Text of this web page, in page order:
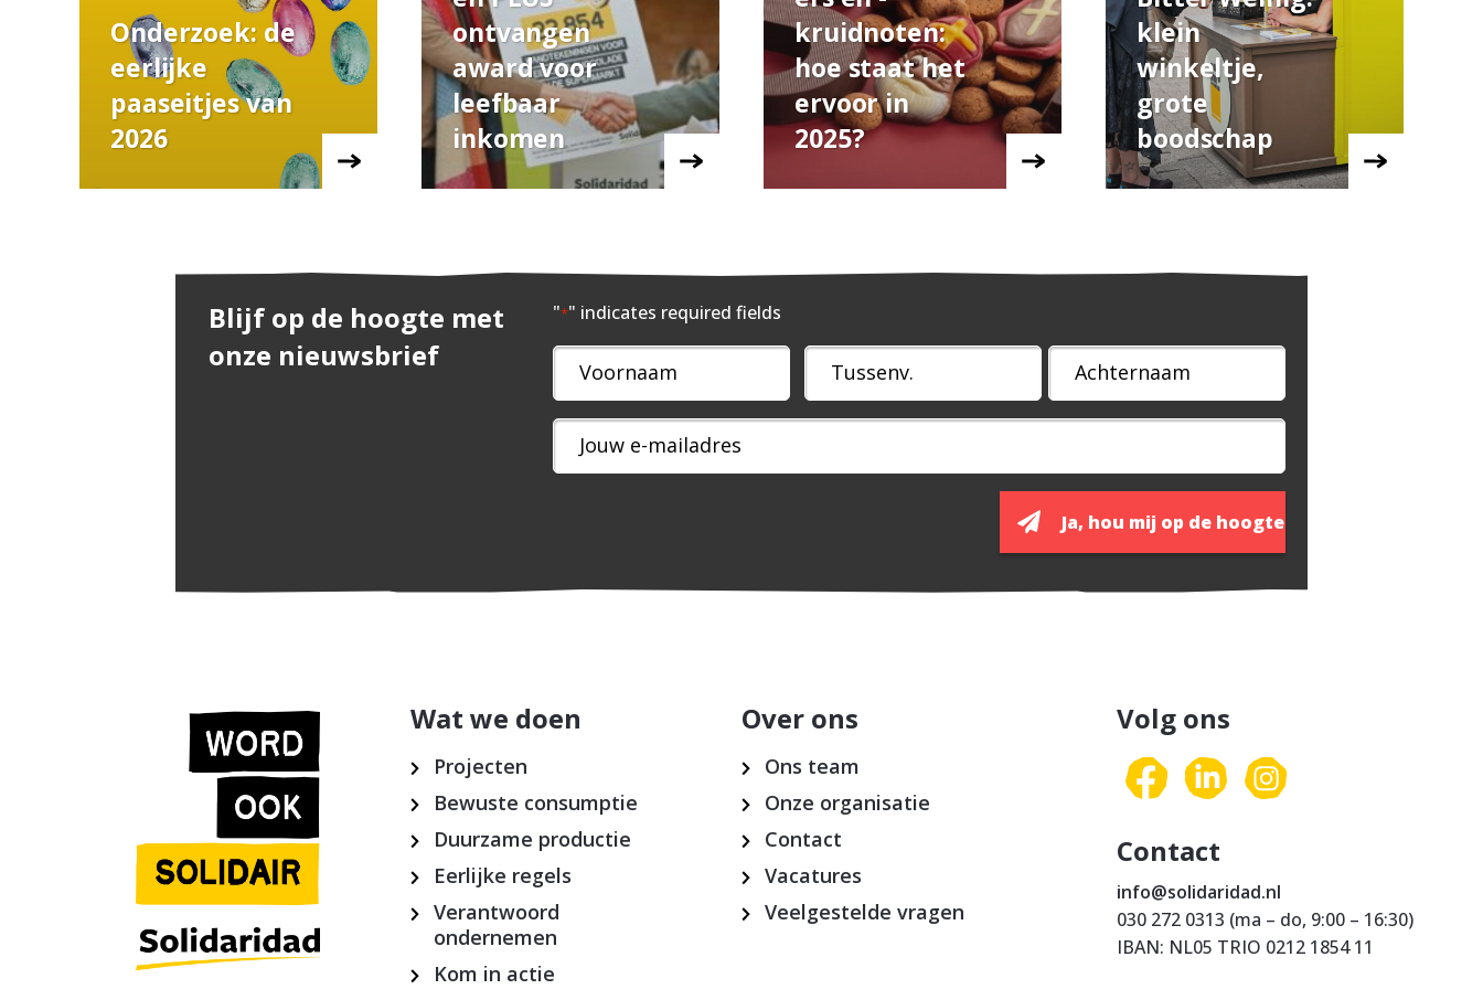
Onderzoek: de
eerlijke
paaseitjes van
2026
ontvangen
award voor
leefbaar
inkomen
kruidnoten:
hoe staat het
ervoor in
2025?
klein
winkeltje,
grote
boodschap
Blijf op de hoogte met
onze nieuwsbrief
"*" indicates required fields
Naam
*
Wat we doen
Projecten
Bewuste consumptie
Duurzame productie
Eerlijke regels
Verantwoord
ondernemen
Kom in actie
Over ons
Ons team
Onze organisatie
Contact
Vacatures
Veelgestelde vragen
Volg ons
Contact
info@solidaridad.nl
030 272 0313 (ma – do, 9:00 – 16:30)
IBAN: NL05 TRIO 0212 1854 11